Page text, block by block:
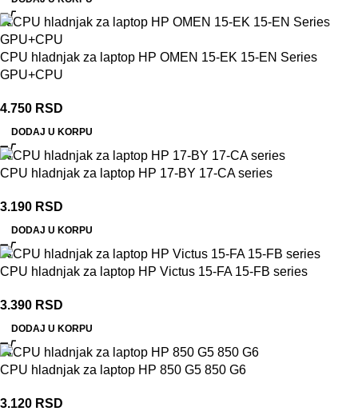
CPU hladnjak za laptop HP OMEN 15-EK 15-EN Series
GPU+CPU
4.750 RSD
DODAJ U KORPU
CPU hladnjak za laptop HP 17-BY 17-CA series
3.190 RSD
DODAJ U KORPU
CPU hladnjak za laptop HP Victus 15-FA 15-FB series
3.390 RSD
DODAJ U KORPU
CPU hladnjak za laptop HP 850 G5 850 G6
3.120 RSD